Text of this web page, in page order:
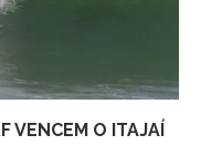
VENCEM O ITAJAÍ